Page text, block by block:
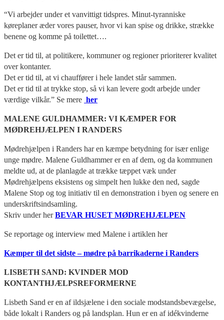
“Vi arbejder under et vanvittigt tidspres. Minut-tyranniske
køreplaner æder vores pauser, hvor vi kan spise og drikke, strække
benene og komme på toilettet….
Det er tid til, at politikere, kommuner og regioner prioriterer kvalitet
over kontanter.
Det er tid til, at vi chauffører i hele landet står sammen.
Det er tid til at trykke stop, så vi kan levere godt arbejde under
værdige vilkår.” Se mere her
MALENE GULDHAMMER: VI KÆMPER FOR
MØDREHJÆLPEN I RANDERS
Mødrehjælpen i Randers har en kæmpe betydning for især enlige
unge mødre. Malene Guldhammer er en af dem, og da kommunen
meldte ud, at de planlagde at trække tæppet væk under
Mødrehjælpens eksistens og simpelt hen lukke den ned, sagde
Malene Stop og tog initiativ til en demonstration i byen og senere en
underskriftsindsamling.
Skriv under herBEVAR HUSET MØDREHJÆLPEN
Se reportage og interview med Malene i artiklen her
Kæmper til det sidste – mødre på barrikaderne i Randers
LISBETH SAND: KVINDER MOD
KONTANTHJÆLPSREFORMERNE
Lisbeth Sand er en af ildsjælene i den sociale modstandsbevægelse,
både lokalt i Randers og på landsplan. Hun er en af idékvinderne